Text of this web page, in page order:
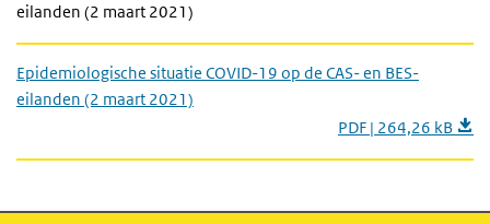
eilanden (2 maart 2021)
Epidemiologische situatie COVID-19 op de CAS- en BES-
eilanden (2 maart 2021)
PDF | 264,26 kB